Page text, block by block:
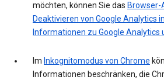
möchten, können Sie das Browser-
Deaktivieren von Google Analytics
Informationen zu Google Analytics
Im Inkognitomodus von Chrome
Informationen beschränken, die